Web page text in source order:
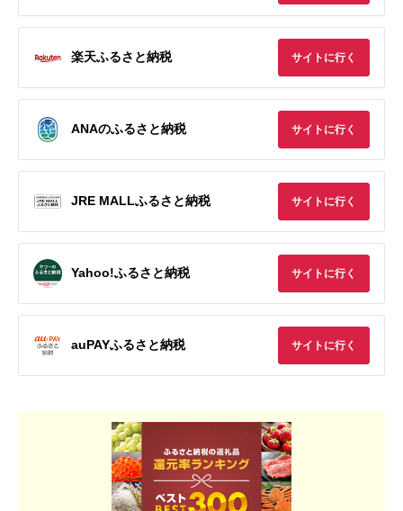
楽天ふるさと納税 サイトに行く
ANAのふるさと納税 サイトに行く
JRE MALLふるさと納税 サイトに行く
Yahoo!ふるさと納税 サイトに行く
auPAYふるさと納税 サイトに行く